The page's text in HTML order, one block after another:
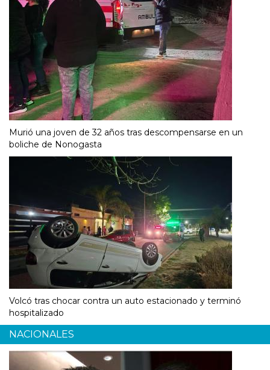
Murió una joven de 32 años tras descompensarse en un
boliche de Nonogasta
Volcó tras chocar contra un auto estacionado y terminó
hospitalizado
NACIONALES